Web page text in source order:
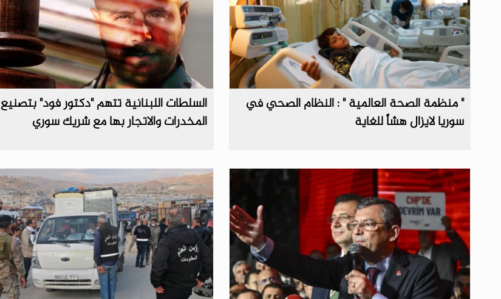
" منظمة الصحة العالمية " : النظام الصحي في
سوريا لايزال هشاً للغاية
السلطات اللبنانية تتهم "دكتور فود" بتصنيع
المخدرات والاتجار بها مع شريك سوري